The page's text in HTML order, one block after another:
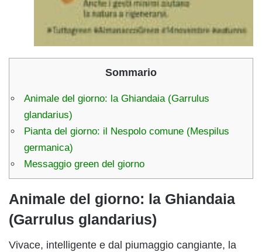
Sommario
Animale del giorno: la Ghiandaia (Garrulus
glandarius)
Pianta del giorno: il Nespolo comune (Mespilus
germanica)
Messaggio green del giorno
Animale del giorno: la Ghiandaia
(Garrulus glandarius)
Vivace, intelligente e dal piumaggio cangiante, la